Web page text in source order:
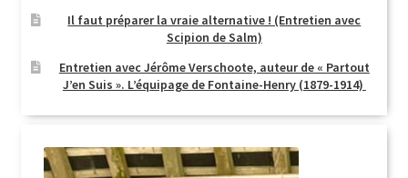
Il faut préparer la vraie alternative ! (Entretien avec
Scipion de Salm)
Entretien avec Jérôme Verschoote, auteur de « Partout
J’en Suis ». L’équipage de Fontaine-Henry (1879-1914)